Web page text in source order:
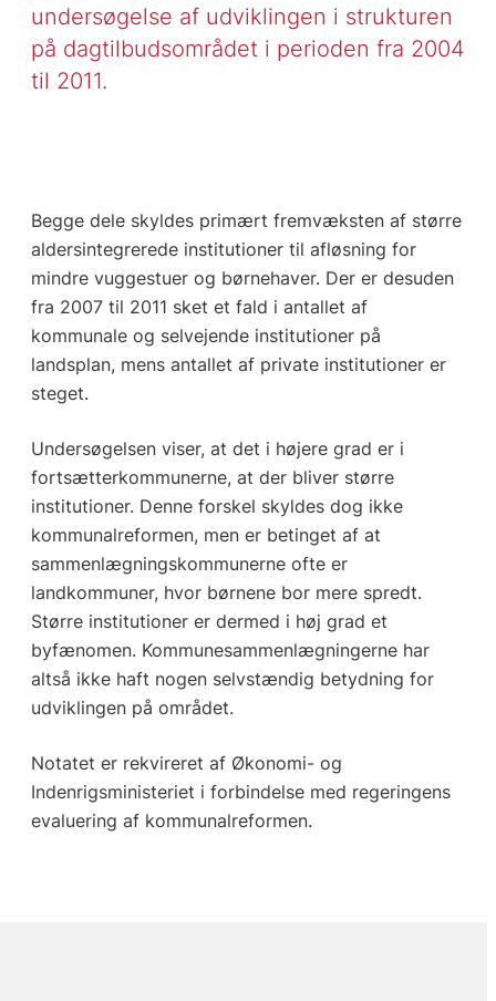
undersøgelse af udviklingen i strukturen
på dagtilbudsområdet i perioden fra 2004
til 2011.
Begge dele skyldes primært fremvæksten af større
aldersintegrerede institutioner til afløsning for
mindre vuggestuer og børnehaver. Der er desuden
fra 2007 til 2011 sket et fald i antallet af
kommunale og selvejende institutioner på
landsplan, mens antallet af private institutioner er
steget.
Undersøgelsen viser, at det i højere grad er i
fortsætterkommunerne, at der bliver større
institutioner. Denne forskel skyldes dog ikke
kommunalreformen, men er betinget af at
sammenlægningskommunerne ofte er
landkommuner, hvor børnene bor mere spredt.
Større institutioner er dermed i høj grad et
byfænomen. Kommunesammenlægningerne har
altså ikke haft nogen selvstændig betydning for
udviklingen på området.
Notatet er rekvireret af Økonomi- og
Indenrigsministeriet i forbindelse med regeringens
evaluering af kommunalreformen.